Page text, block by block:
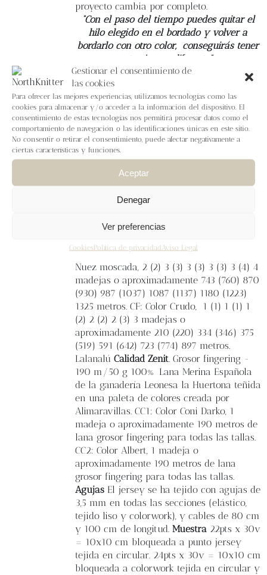
Gestionar el consentimiento de
las cookies
Para ofrecer las mejores experiencias, utilizamos tecnologías como las
cookies para almacenar y/o acceder a la información del dispositivo. El
consentimiento de estas tecnologías nos permitirá procesar datos como el
comportamiento de navegación o las identificaciones únicas en este sitio.
No consentir o retirar el consentimiento, puede afectar negativamente a
ciertas características y funciones.
Aceptar
Denegar
Ver preferencias
CookiesPolítica de privacidad Aviso Legal
proyecto cambia por completo.
“Con el paso del tiempo puedes quitar el
hilo elegido en el bordado y volver a
bordarlo con otro color, conseguirás tener
otro jersey diferente”
Tallas1 (2) 3 (4) 5 (6) 7 (8) 9 (10) 11
Medidas finalesContorno de pecho: 82 (85)
93 (97) 105 (113) 120 (125) 133 (138) 150 cm.
Contorno de manga: 26 (26,5) 29 (30) 32
(34) 37,5 (39) 39,5 (47,5) 48,5 cm. Manga: 38
(38) 40 (40) 43 (43) 43 (43) 43 (43) 44 cm.
Largo total (versión corto): 32 (32) 32 (32)
32 (34) 34 (34) 34 (34) 34 cm. Largo total
(versión largo): 36 (36) 36 (36) 36 (38) 38
(38) 38 (38) 38 cm.
100% Lana Merina Española sin teñir de la
procesada por Wooldreamers. CP: Color
Nuez moscada, 2 (2) 3 (3) 3 (3) 3 (3) 3 (4) 4
madejas o aproximadamente 743 (760) 870
(930) 987 (1037) 1087 (1137) 1180 (1223)
1325 metros. CF: Color Crudo, 1 (1) 1 (1) 1
(2) 2 (2) 2 (3) 3 madejas o
aproximadamente 210 (220) 334 (346) 375
(519) 591 (642) 723 (774) 897 metros.
Lalanalú Calidad Zenit. Grosor fingering -
190 m/50 g 100% Lana Merina Española
de la ganadería Leonesa la Huertona teñida
en una paleta de colores creada por
Alimaravillas. CC1: Color Coni Darko, 1
madeja o aproximadamente 190 metros de
lana grosor fingering para todas las tallas.
CC2: Color Albert, 1 madeja o
aproximadamente 190 metros de lana
grosor fingering para todas las tallas.
Agujas El jersey se ha tejido con agujas de
3,5 mm en todas las secciones (elástico,
tejido liso y colorwork), y cables de 80 cm
y 100 cm de longitud. Muestra 22pts x 30v
= 10x10 cm bloqueada a punto jersey
tejida en circular. 24pts x 30v = 10x10 cm
bloqueada a colorwork tejida en circular y